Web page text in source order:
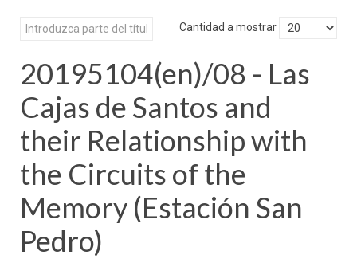
Cantidad a mostrar
20195104(en)/08 - Las
Cajas de Santos and
their Relationship with
the Circuits of the
Memory (Estación San
Pedro)